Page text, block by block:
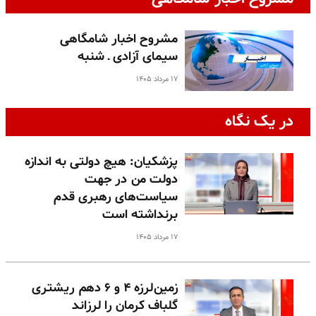
مشروح اخبار شامگاهی
سیمای آزادی ـ شنبه
۱۷ مرداد ۱۴۰۵
در یک نگاه
پزشکیان: هیچ دولتی به اندازه
دولت من در جهت
سیاست‌های رهبری قدم
برنداشته است
۱۷ مرداد ۱۴۰۵
زمین‌لرزه ۴ و ۶ دهم ریشتری
گلباف کرمان را لرزاند